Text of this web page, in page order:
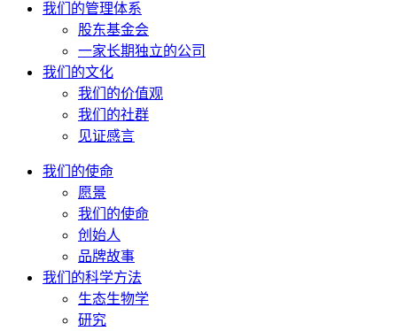
我们的管理体系
股东基金会
一家长期独立的公司
我们的文化
我们的价值观
我们的社群
见证感言
我们的使命
愿景
我们的使命
创始人
品牌故事
我们的科学方法
生态生物学
研究